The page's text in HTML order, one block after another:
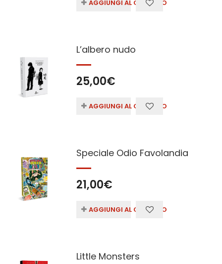
AGGIUNGI AL CARRELLO
L’albero nudo
25,00€
AGGIUNGI AL CARRELLO
Speciale Odio Favolandia
21,00€
AGGIUNGI AL CARRELLO
Little Monsters